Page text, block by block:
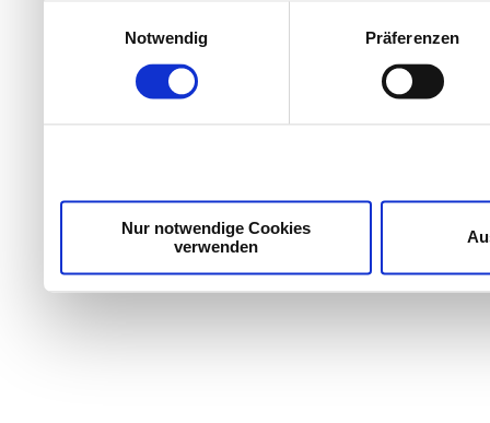
Wir verwenden Cookies, um Inhalte und Anzeigen zu
die Zugriffe auf unsere Website zu analysieren.
Dienste gesammelt haben.
Notwendig
Präferenzen
Nur notwendige Cookies
verwenden